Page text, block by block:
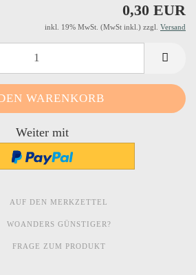
0,30 EUR
inkl. 19% MwSt. (MwSt inkl.) zzgl. Versand
Weiter mit
AUF DEN MERKZETTEL
WOANDERS GÜNSTIGER?
FRAGE ZUM PRODUKT